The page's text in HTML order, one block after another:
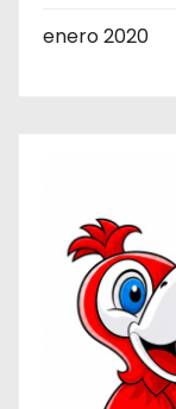
enero 2020